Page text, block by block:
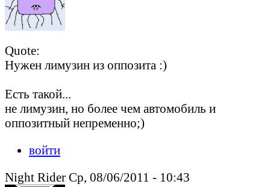
Quote:
Нужен лимузин из оппозита :)
Есть такой...
не лимузин, но более чем автомобиль и
оппозитный непременно;)
войти
Night Rider Ср, 08/06/2011 - 10:43